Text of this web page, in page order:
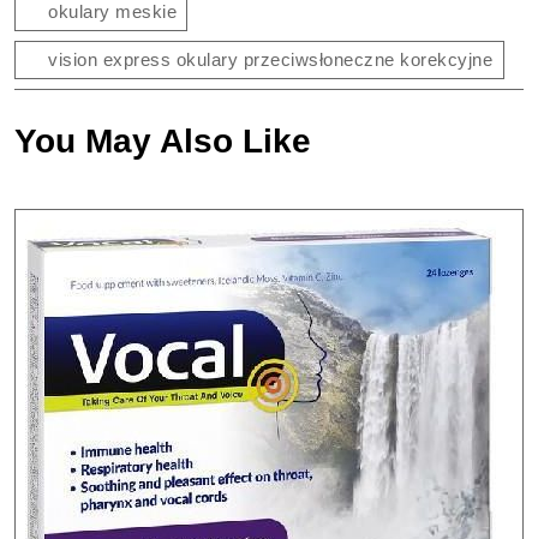
okulary meskie
vision express okulary przeciwsłoneczne korekcyjne
You May Also Like